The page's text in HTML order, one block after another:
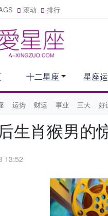
滚动 排行
运势 财运 事业 三大 好
十二星座 星座
生肖猴男的
13:52